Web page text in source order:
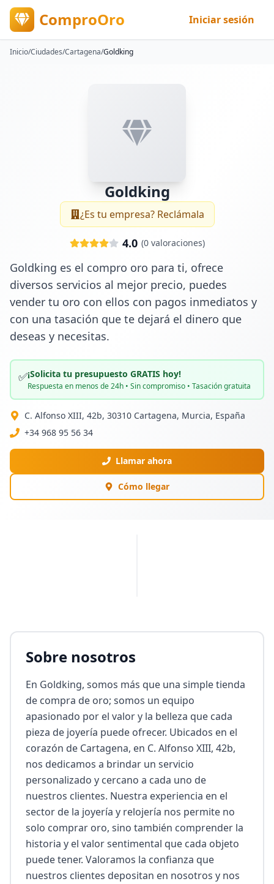
ComproOro Iniciar sesión
Inicio/Ciudades/Cartagena/Goldking
Goldking
¿Es tu empresa? Reclámala
4.0 (0valoraciones)
Goldking es el compro oro para ti, ofrece
diversos servicios al mejor precio, puedes
vender tu oro con ellos con pagos inmediatos y
con una tasación que te dejará el dinero que
deseas y necesitas.
✅¡Solicita tu presupuesto GRATIS hoy!
Respuesta en menos de 24h • Sin compromiso • Tasación gratuita
C. Alfonso XIII, 42b, 30310 Cartagena, Murcia, España
+34 968 95 56 34
Llamar ahora
Cómo llegar
Sobre nosotros
En Goldking, somos más que una simple tienda
de compra de oro; somos un equipo
apasionado por el valor y la belleza que cada
pieza de joyería puede ofrecer. Ubicados en el
corazón de Cartagena, en C. Alfonso XIII, 42b,
nos dedicamos a brindar un servicio
personalizado y cercano a cada uno de
nuestros clientes. Nuestra experiencia en el
sector de la joyería y relojería nos permite no
solo comprar oro, sino también comprender la
historia y el valor sentimental que cada objeto
puede tener. Valoramos la confianza que
nuestros clientes depositan en nosotros y nos